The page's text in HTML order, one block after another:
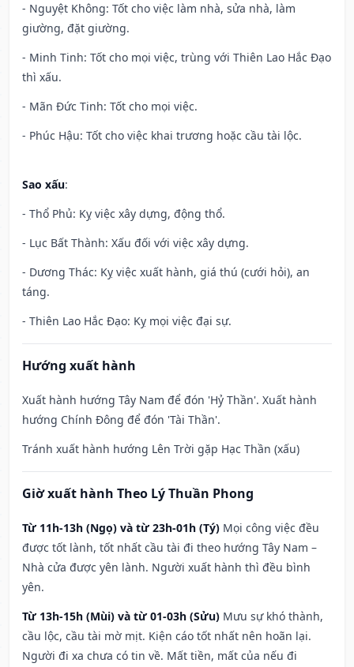
- Nguyệt Không: Tốt cho việc làm nhà, sửa nhà, làm
giường, đặt giường.
- Minh Tinh: Tốt cho mọi việc, trùng với Thiên Lao Hắc Đạo
thì xấu.
- Mãn Đức Tinh: Tốt cho mọi việc.
- Phúc Hậu: Tốt cho việc khai trương hoặc cầu tài lộc.
Sao xấu:
- Thổ Phủ: Kỵ việc xây dựng, động thổ.
- Lục Bất Thành: Xấu đối với việc xây dựng.
- Dương Thác: Kỵ việc xuất hành, giá thú (cưới hỏi), an
táng.
- Thiên Lao Hắc Đạo: Kỵ mọi việc đại sự.
Hướng xuất hành
Xuất hành hướng Tây Nam để đón 'Hỷ Thần'. Xuất hành
hướng Chính Đông để đón 'Tài Thần'.
Tránh xuất hành hướng Lên Trời gặp Hạc Thần (xấu)
Giờ xuất hành Theo Lý Thuần Phong
Từ 11h-13h (Ngọ) và từ 23h-01h (Tý) Mọi công việc đều
được tốt lành, tốt nhất cầu tài đi theo hướng Tây Nam –
Nhà cửa được yên lành. Người xuất hành thì đều bình
yên.
Từ 13h-15h (Mùi) và từ 01-03h (Sửu) Mưu sự khó thành,
cầu lộc, cầu tài mờ mịt. Kiện cáo tốt nhất nên hoãn lại.
Người đi xa chưa có tin về. Mất tiền, mất của nếu đi